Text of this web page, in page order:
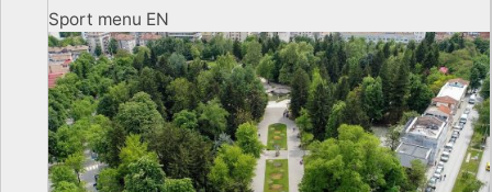
Sport menu EN